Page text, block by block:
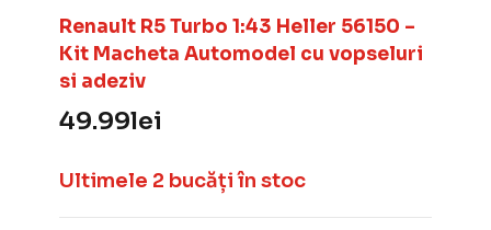
Renault R5 Turbo 1:43 Heller 56150 –
Kit Macheta Automodel cu vopseluri
si adeziv
49.99lei
Ultimele 2 bucăți în stoc